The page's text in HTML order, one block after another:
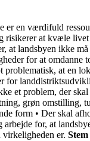
er en værdifuld
risikerer at kvæle
landsbyen ikke må
for at omdanne
at en
for
et problem, der
grøn omstilling,
form • Der skal
for, at
virkeligheden er.